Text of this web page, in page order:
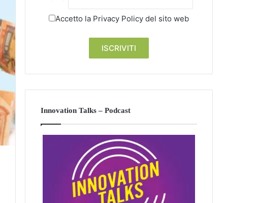
Accetto la Privacy Policy del sito web
Innovation Talks – Podcast